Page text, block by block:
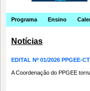
Programa Ensino
Notícias
EDITAL Nº 01/2026 PPGEE-
A Coordenação do PPGEE